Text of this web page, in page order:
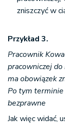
zniszczyć w
Przykład 3.
Pracownik
pracowniczej
ma obowiązek
Po tym
bezprawne
Jak więc widać,